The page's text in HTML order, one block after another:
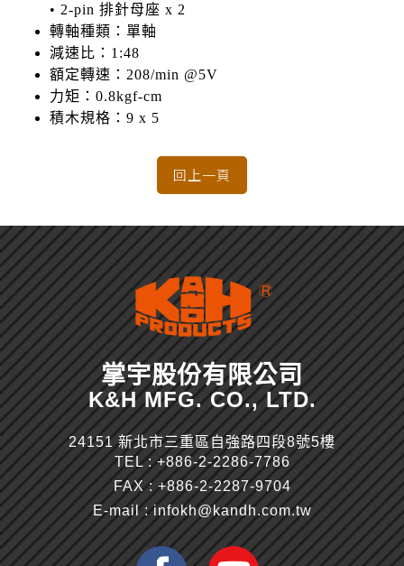
• 2-pin 排針母座 x 2
轉軸種類：單軸
減速比：1:48
額定轉速：208/min @5V
力矩：0.8kgf-cm
積木規格：9 x 5
掌宇股份有限公司
K&H MFG. CO., LTD.
24151 新北市三重區自強路四段8號5樓
TEL :+886-2-2286-7786
FAX : +886-2-2287-9704
E-mail :infokh@kandh.com.tw